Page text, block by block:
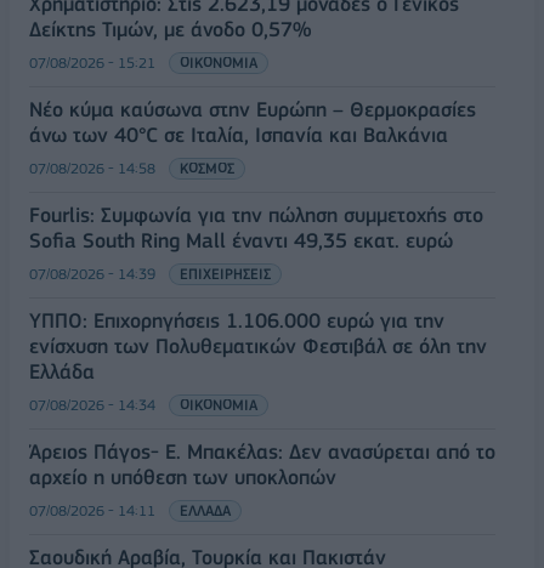
Δείκτης Τιμών, με άνοδο 0,57%
07/08/2026 - 15:21 ΟΙΚΟΝΟΜΙΑ
Νέο κύμα καύσωνα στην Ευρώπη – Θερμοκρασίες
άνω των 40°C σε Ιταλία, Ισπανία και Βαλκάνια
07/08/2026 - 14:58 ΚΟΣΜΟΣ
Fourlis: Συμφωνία για την πώληση συμμετοχής στο
Sofia South Ring Mall έναντι 49,35 εκατ. ευρώ
07/08/2026 - 14:39 ΕΠΙΧΕΙΡΗΣΕΙΣ
ΥΠΠΟ: Επιχορηγήσεις 1.106.000 ευρώ για την
ενίσχυση των Πολυθεματικών Φεστιβάλ σε όλη την
Ελλάδα
07/08/2026 - 14:34 ΟΙΚΟΝΟΜΙΑ
Άρειος Πάγος- Ε. Μπακέλας: Δεν ανασύρεται από το
αρχείο η υπόθεση των υποκλοπών
07/08/2026 - 14:11 ΕΛΛΑΔΑ
Σαουδική Αραβία, Τουρκία και Πακιστάν